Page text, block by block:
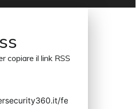
copiare il link RSS